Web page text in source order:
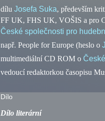
dílu Josefa Suka, především
FF UK, FHS UK, VOŠIS a pro
České společnosti pro
např. People for Europe (heslo o
multimediální CD ROM o
vedoucí redaktorkou časopisu
Dílo
Dílo literární